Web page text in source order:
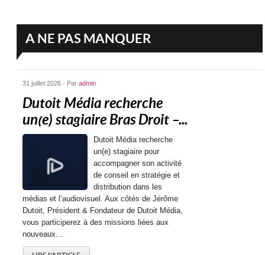
A NE PAS MANQUER
31 juillet 2026 - Paradmin
Dutoit Média recherche
un(e) stagiaire Bras Droit –...
Dutoit Média recherche
un(e) stagiaire pour
accompagner son activité
de conseil en stratégie et
distribution dans les
médias et l’audiovisuel. Aux côtés de Jérôme
Dutoit, Président & Fondateur de Dutoit Média,
vous participerez à des missions liées aux
nouveaux...